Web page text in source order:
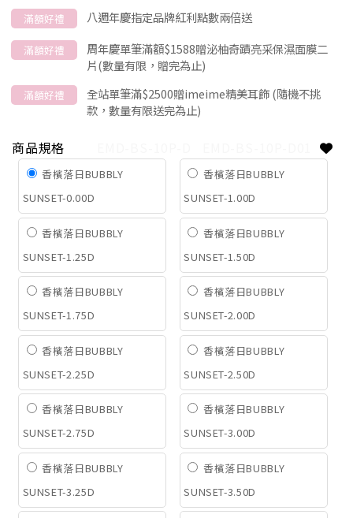
滿額好禮 八週年慶指定品牌紅利點數兩倍送
滿額好禮
周年慶單筆滿額$1588贈泌柚奇蹟亮采保濕面膜二
片(數量有限，贈完為止)
滿額好禮
全站單筆滿$2500贈imeime精美耳飾 (隨機不挑
款，數量有限送完為止)
商品規格
香檳落日BUBBLY
SUNSET-0.00D
香檳落日BUBBLY
SUNSET-1.00D
香檳落日BUBBLY
SUNSET-1.25D
香檳落日BUBBLY
SUNSET-1.50D
香檳落日BUBBLY
SUNSET-1.75D
香檳落日BUBBLY
SUNSET-2.00D
香檳落日BUBBLY
SUNSET-2.25D
香檳落日BUBBLY
SUNSET-2.50D
香檳落日BUBBLY
SUNSET-2.75D
香檳落日BUBBLY
SUNSET-3.00D
香檳落日BUBBLY
SUNSET-3.25D
香檳落日BUBBLY
SUNSET-3.50D